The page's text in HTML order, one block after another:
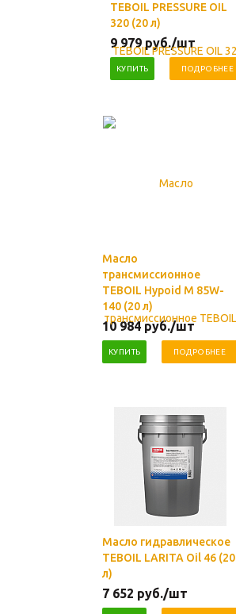
TEBOIL PRESSURE OIL
320 (20 л)
9 979 руб./шт
КУПИТЬ ПОДРОБНЕЕ
Масло
трансмиссионное
TEBOIL Hypoid M 85W-
140 (20 л)
10 984руб./шт
КУПИТЬ ПОДРОБНЕЕ
Масло гидравлическое
TEBOIL LARITA Oil 46 (20
л)
7 652 руб./шт